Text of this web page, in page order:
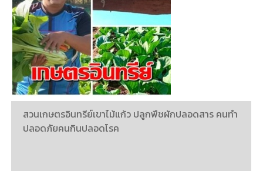
สวนเกษตรอินทรีย์เขาไม้แก้ว ปลูกพืชผักปลอดสาร คนทำ
ปลอดภัยคนกินปลอดโรค